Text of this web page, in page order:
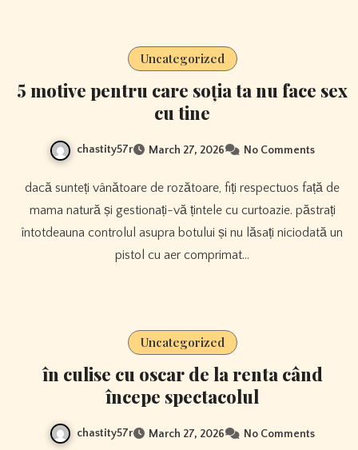
Uncategorized
5 motive pentru care soția ta nu face sex
cu tine
chastity57r March 27, 2026 No Comments
dacă sunteți vânătoare de rozătoare, fiți respectuos față de
mama natură și gestionați-vă țintele cu curtoazie. păstrați
întotdeauna controlul asupra botului și nu lăsați niciodată un
pistol cu ​​aer comprimat…
Uncategorized
în culise cu oscar de la renta când
începe spectacolul
chastity57r March 27, 2026 No Comments